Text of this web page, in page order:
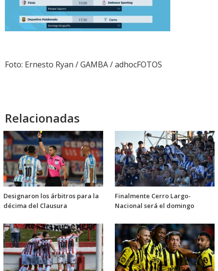
Foto: Ernesto Ryan / GAMBA / adhocFOTOS
Relacionadas
Designaron los árbitros para la
décima del Clausura
Finalmente Cerro Largo-
Nacional será el domingo